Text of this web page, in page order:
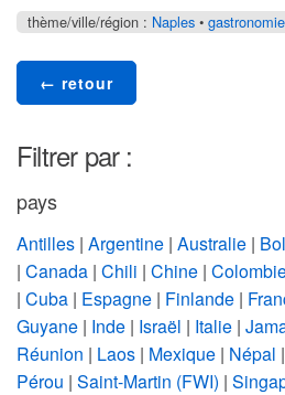
thème/ville/région : Naples • gastronomie
← retour
Filtrer par :
pays
Antilles | Argentine | Australie |
| Canada | Chili | Chine |
| Cuba | Espagne | Finlande |
Guyane | Inde | Israël | Italie |
Réunion | Laos | Mexique | Népal |
Pérou | Saint-Martin (FWI) |